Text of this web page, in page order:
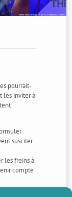
pourrait-
les inviter à
susciter
les freins à
compte